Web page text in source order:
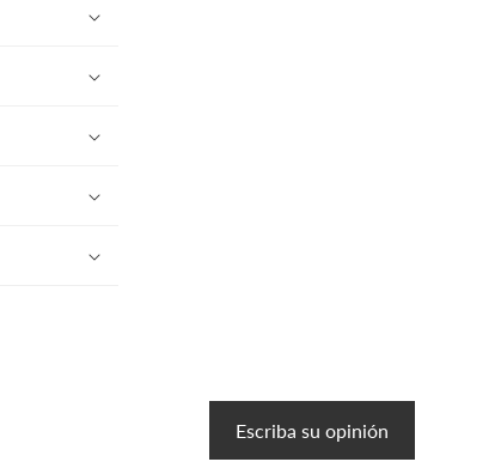
Escriba su opinión